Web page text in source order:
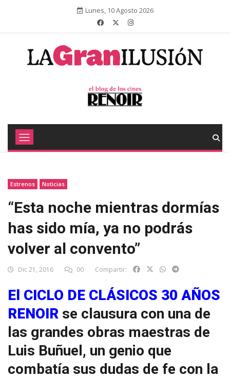
Lunes, 10 Agosto 2026
Estrenos Noticias
“Esta noche mientras dormías
has sido mía, ya no podrás
volver al convento”
Dic 21, 2016 00 Compartir:
El CICLO DE CLÁSICOS 30 AÑOS
RENOIR se clausura con una de
las grandes obras maestras de
Luis Buñuel, un genio que
combatía sus dudas de fe con la